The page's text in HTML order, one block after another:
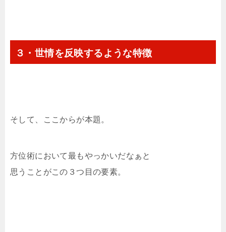
３・世情を反映するような特徴
そして、ここからが本題。
方位術において最もやっかいだなぁと
思うことがこの３つ目の要素。